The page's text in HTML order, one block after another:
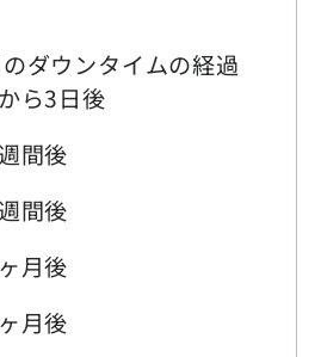
ダウンタイムの経過
ら3日後
間後
間後
月後
月後